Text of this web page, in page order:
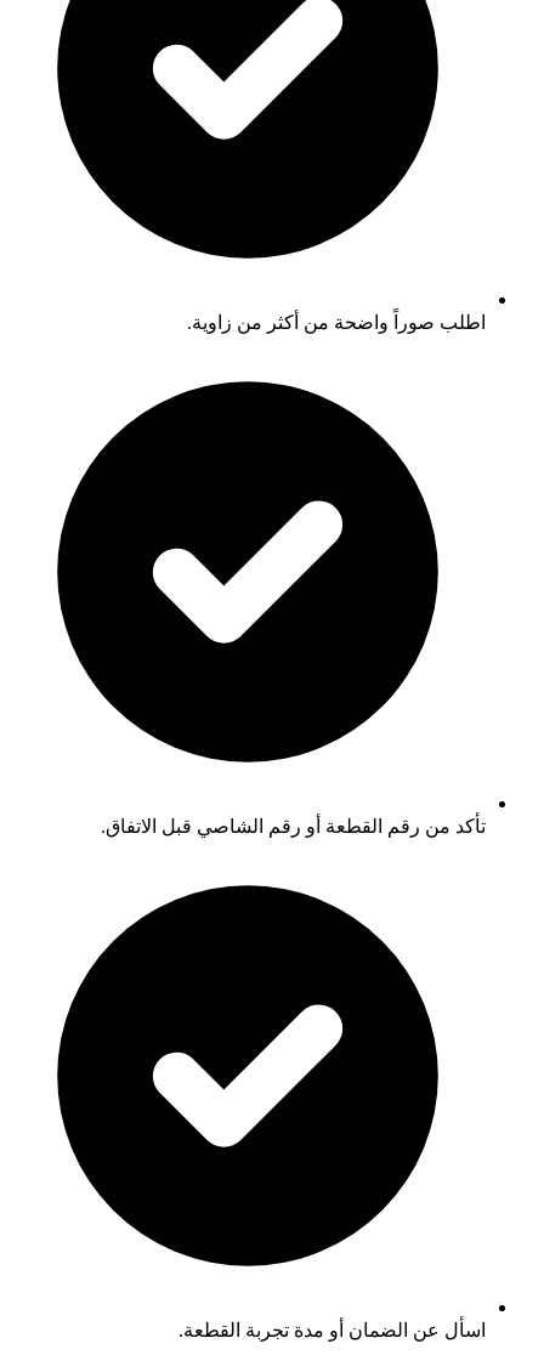
اطلب صوراً واضحة من أكثر من زاوية.
تأكد من رقم القطعة أو رقم الشاصي قبل الاتفاق.
اسأل عن الضمان أو مدة تجربة القطعة.